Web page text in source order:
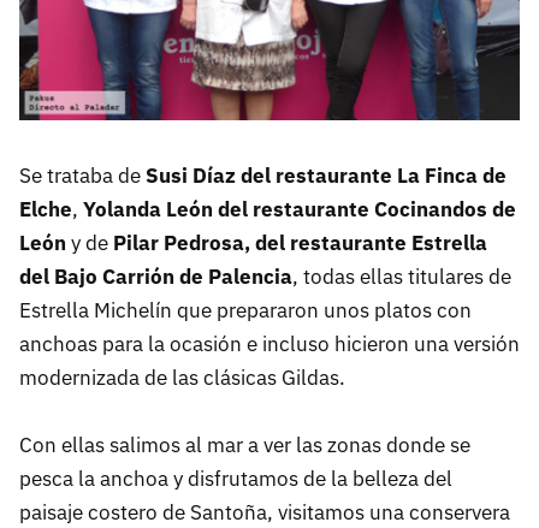
Se trataba de Susi Díaz del restaurante La Finca de
Elche, Yolanda León del restaurante Cocinandos de
León y de Pilar Pedrosa, del restaurante Estrella
del Bajo Carrión de Palencia, todas ellas titulares de
Estrella Michelín que prepararon unos platos con
anchoas para la ocasión e incluso hicieron una versión
modernizada de las clásicas Gildas.
Con ellas salimos al mar a ver las zonas donde se
pesca la anchoa y disfrutamos de la belleza del
paisaje costero de Santoña, visitamos una conservera